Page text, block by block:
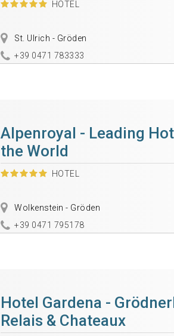
HOTEL
St. Ulrich - Gröden
+39 0471 783333
Alpenroyal - Leading
the World
HOTEL
Wolkenstein - Gröden
+39 0471 795178
Hotel Gardena -
Relais & Chateaux